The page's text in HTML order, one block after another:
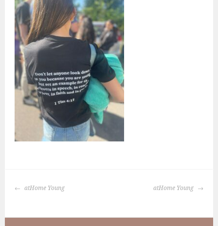
BERICHTNAVIGATIE
atHome Young atHome Young